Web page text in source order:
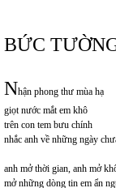
BỨC
Nhận phong thư mùa hạ
giọt nước mắt em khô
trên con tem bưu chính
nhắc anh về những ngày
anh mở thời gian, anh mở
mở những dòng tin em ẩn